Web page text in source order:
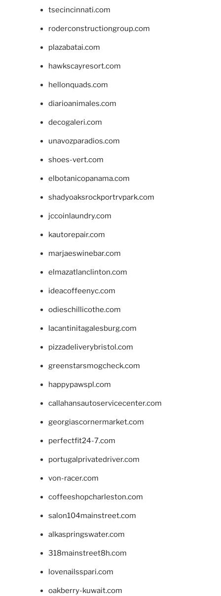
tsecincinnati.com
roderconstructiongroup.com
plazabatai.com
hawkscayresort.com
hellonquads.com
diarioanimales.com
decogaleri.com
unavozparadios.com
shoes-vert.com
elbotanicopanama.com
shadyoaksrockportrvpark.com
jccoinlaundry.com
kautorepair.com
marjaeswinebar.com
elmazatlanclinton.com
ideacoffeenyc.com
odieschillicothe.com
lacantinitagalesburg.com
pizzadeliverybristol.com
greenstarsmogcheck.com
happypawspl.com
callahansautoservicecenter.com
georgiascornermarket.com
perfectfit24-7.com
portugalprivatedriver.com
von-racer.com
coffeeshopcharleston.com
salon104mainstreet.com
alkaspringswater.com
318mainstreet8h.com
lovenailsspari.com
oakberry-kuwait.com